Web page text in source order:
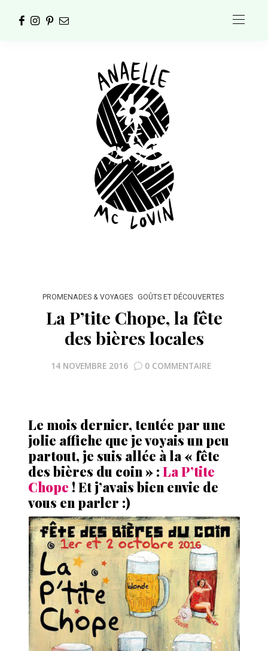
PROMENADES & VOYAGES GOÛTS ET DÉCOUVERTES
La P’tite Chope, la fête
des bières locales
14 NOVEMBRE 2016 0 COMMENTAIRE
Le mois dernier, tentée par une
jolie affiche que je voyais un peu
partout, je suis allée à la « fête
des bières du coin » :La P’tite
Chope ! Et j’avais bien envie de
vous en parler :)